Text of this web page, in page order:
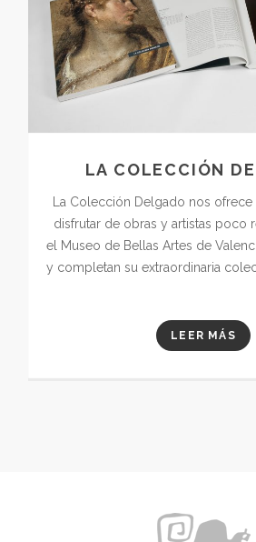
LA COLECCIÓN
La Colección Delgado nos
disfrutar de obras y artistas poco
el Museo de Bellas Artes de
y completan su extraordinaria
LEER MÁS